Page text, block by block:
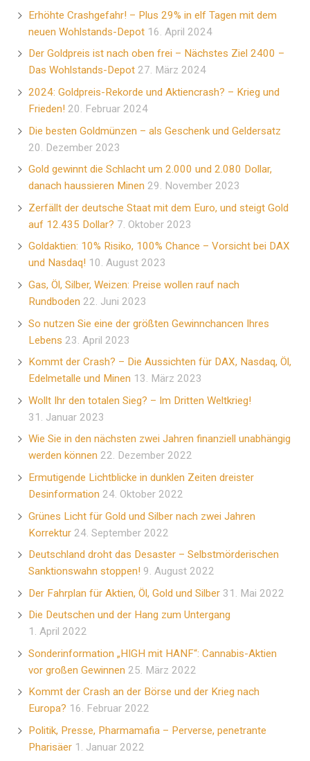
Erhöhte Crashgefahr! – Plus 29% in elf Tagen mit dem
neuen Wohlstands-Depot 16. April 2024
Der Goldpreis ist nach oben frei – Nächstes Ziel 2400 –
Das Wohlstands-Depot 27. März 2024
2024: Goldpreis-Rekorde und Aktiencrash? – Krieg und
Frieden! 20. Februar 2024
Die besten Goldmünzen – als Geschenk und Geldersatz
20. Dezember 2023
Gold gewinnt die Schlacht um 2.000 und 2.080 Dollar,
danach haussieren Minen 29. November 2023
Zerfällt der deutsche Staat mit dem Euro, und steigt Gold
auf 12.435 Dollar? 7. Oktober 2023
Goldaktien: 10% Risiko, 100% Chance – Vorsicht bei DAX
und Nasdaq! 10. August 2023
Gas, Öl, Silber, Weizen: Preise wollen rauf nach
Rundboden 22. Juni 2023
So nutzen Sie eine der größten Gewinnchancen Ihres
Lebens 23. April 2023
Kommt der Crash? – Die Aussichten für DAX, Nasdaq, Öl,
Edelmetalle und Minen 13. März 2023
Wollt Ihr den totalen Sieg? – Im Dritten Weltkrieg!
31. Januar 2023
Wie Sie in den nächsten zwei Jahren finanziell unabhängig
werden können 22. Dezember 2022
Ermutigende Lichtblicke in dunklen Zeiten dreister
Desinformation 24. Oktober 2022
Grünes Licht für Gold und Silber nach zwei Jahren
Korrektur 24. September 2022
Deutschland droht das Desaster – Selbstmörderischen
Sanktionswahn stoppen! 9. August 2022
Der Fahrplan für Aktien, Öl, Gold und Silber 31. Mai 2022
Die Deutschen und der Hang zum Untergang
1. April 2022
Sonderinformation „HIGH mit HANF“: Cannabis-Aktien
vor großen Gewinnen 25. März 2022
Kommt der Crash an der Börse und der Krieg nach
Europa? 16. Februar 2022
Politik, Presse, Pharmamafia – Perverse, penetrante
Pharisäer 1. Januar 2022